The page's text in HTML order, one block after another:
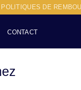
POLITIQUES DE
CONTACT